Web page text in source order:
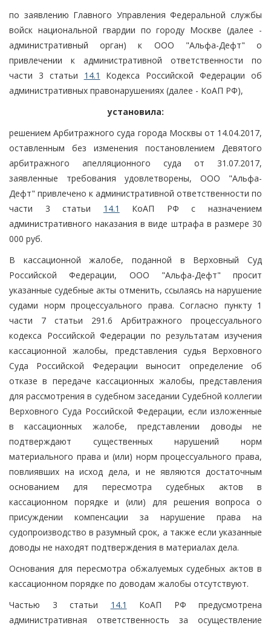
по заявлению Главного Управления Федеральной службы
войск национальной гвардии по городу Москве (далее -
административный орган) к ООО "Альфа-Дефт" о
привлечении к административной ответственности по
части 3 статьи 14.1
Кодекса Российской Федерации об
административных правонарушениях (далее - КоАП РФ),
установила:
решением Арбитражного суда города Москвы от 14.04.2017,
оставленным без изменения постановлением Девятого
арбитражного апелляционного суда от 31.07.2017,
заявленные требования удовлетворены, ООО "Альфа-
Дефт" привлечено к административной ответственности по
части 3 статьи 14.1
КоАП РФ с назначением
административного наказания в виде штрафа в размере 30
000 руб.
В кассационной жалобе, поданной в Верховный Суд
Российской Федерации, ООО "Альфа-Дефт" просит
указанные судебные акты отменить, ссылаясь на нарушение
судами норм процессуального права. Согласно пункту 1
части 7 статьи 291.6 Арбитражного процессуального
кодекса Российской Федерации по результатам изучения
кассационной жалобы, представления судья Верховного
Суда Российской Федерации выносит определение об
отказе в передаче кассационных жалобы, представления
для рассмотрения в судебном заседании Судебной коллегии
Верховного Суда Российской Федерации, если изложенные
в кассационных жалобе, представлении доводы не
подтверждают существенных нарушений норм
материального права и (или) норм процессуального права,
повлиявших на исход дела, и не являются достаточным
основанием для пересмотра судебных актов в
кассационном порядке и (или) для решения вопроса о
присуждении компенсации за нарушение права на
судопроизводство в разумный срок, а также если указанные
доводы не находят подтверждения в материалах дела.
Основания для пересмотра обжалуемых судебных актов в
кассационном порядке по доводам жалобы отсутствуют.
Частью 3 статьи 14.1
КоАП РФ предусмотрена
административная ответственность за осуществление